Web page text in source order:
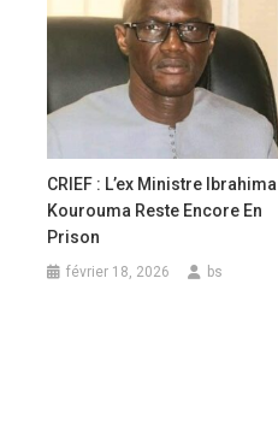
CRIEF : L’ex Ministre Ibrahima
Kourouma Reste Encore En
Prison
février 18, 2026 bs